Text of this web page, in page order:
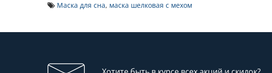
Маска для сна, маска шелковая с мехом